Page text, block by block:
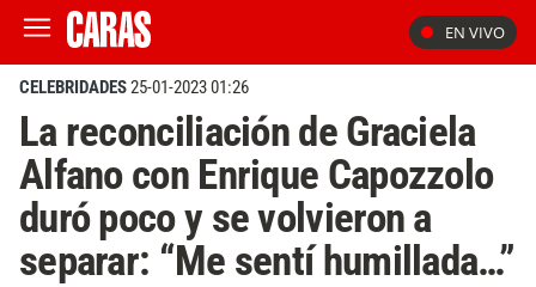
EN VIVO
CELEBRIDADES25-01-2023 01:26
La reconciliación de Graciela
Alfano con Enrique Capozzolo
duró poco y se volvieron a
separar: “Me sentí humillada…”